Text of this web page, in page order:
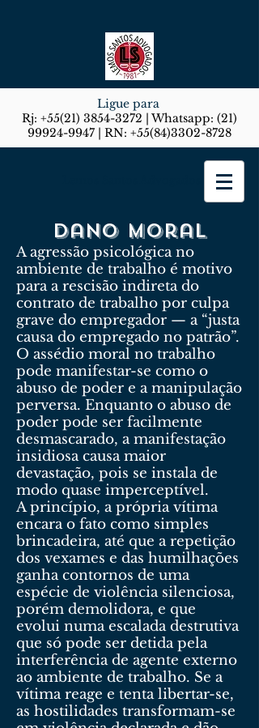
Ligue para
Rj: +55(21) 3854-3272 | Whatsapp: (21)
99924-9947 | RN: +55(84)3302-8728
Dano Moral
A agressão psicológica no
ambiente de trabalho é motivo
para a rescisão indireta do
contrato de trabalho por culpa
grave do empregador — a “justa
causa do empregado no patrão”.
O assédio moral no trabalho
pode manifestar-se como o
abuso de poder e a manipulação
perversa. Enquanto o abuso de
poder pode ser facilmente
desmascarado, a manifestação
insidiosa causa maior
devastação, pois se instala de
modo quase imperceptível.
A princípio, a própria vítima
encara o fato como simples
brincadeira, até que a repetição
dos vexames e das humilhações
ganha contornos de uma
espécie de violência silenciosa,
porém demolidora, e que
evolui numa escalada destrutiva
que só pode ser detida pela
interferência de agente externo
ao ambiente de trabalho. Se a
vítima reage e tenta libertar-se,
as hostilidades transformam-se